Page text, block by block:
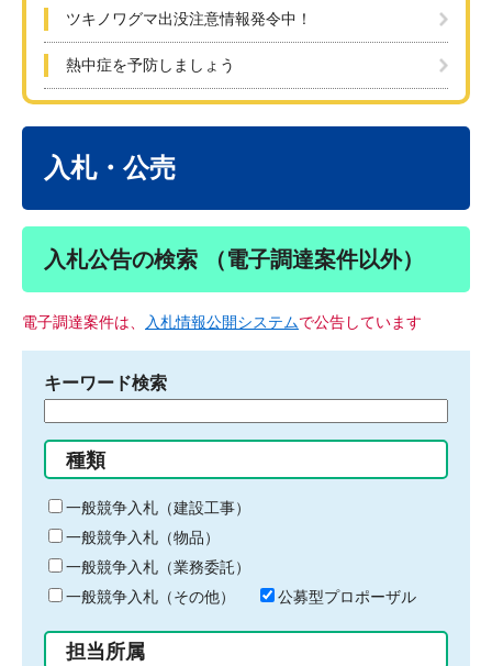
ツキノワグマ出没注意情報発令中！
熱中症を予防しましょう
入札・公売
入札公告の検索 （電子調達案件以外）
電子調達案件は、 入札情報公開システムで公告しています
キーワード検索
る
キ
ー
ワ
ー
ド
入
種類
一般競争入札（建設工事）
一般競争入札（物品）
一般競争入札（業務委託）
一般競争入札（その他）
公募型プロポーザル
担当所属